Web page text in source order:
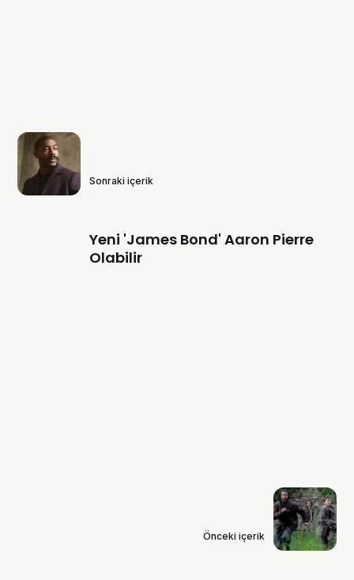
Sonraki içerik
Yeni 'James Bond' Aaron Pierre
Olabilir
Önceki içerik